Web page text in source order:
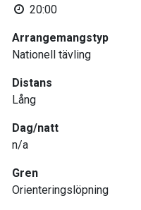
20:00
Arrangemangstyp
Nationell tävling
Distans
Lång
Dag/natt
n/a
Gren
Orienteringslöpning